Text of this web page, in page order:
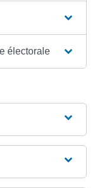
électorale